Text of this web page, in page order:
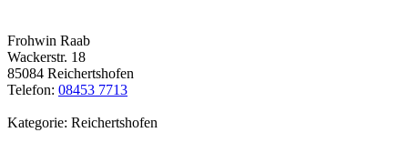
Frohwin Raab
Wackerstr. 18
85084 Reichertshofen
Telefon: 08453 7713
Kategorie: Reichertshofen